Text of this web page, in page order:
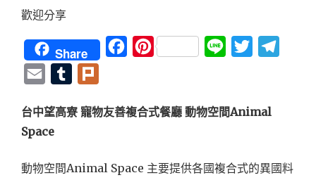
歡迎分享
Share FacebookPinterest Line Twitter
Email Tumblr
台中望高寮 寵物友善複合式餐廳 動物空間Animal
Space
動物空間Animal Space 主要提供各國複合式的異國料